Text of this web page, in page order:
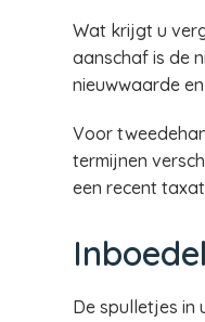
Wat krijgt u
aanschaf is de
nieuwwaarde
Voor
termijnen
een recent
Inboedel
De spulletjes in